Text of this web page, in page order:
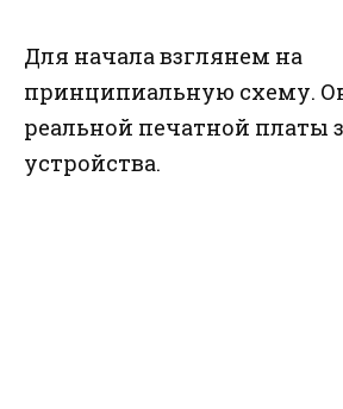
Для начала взглянем на
принципиальную схему.
реальной печатной платы
устройства.